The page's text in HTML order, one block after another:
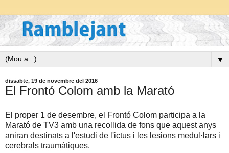
▼
dissabte, 19 de novembre del 2016
El Frontó Colom amb la Marató
El proper 1 de desembre, el Frontó Colom participa a la
Marató de TV3 amb una recollida de fons que aquest anys
aniran destinats a l'estudi de l'ictus i les lesions medul·lars i
cerebrals traumàtiques.